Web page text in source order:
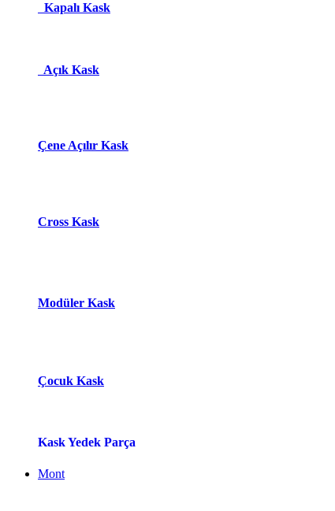
Kapalı Kask
Açık Kask
Çene Açılır Kask
Cross Kask
Modüle​r Ka​s​k
Çocuk Kask
Kask Yedek Parça
Mont